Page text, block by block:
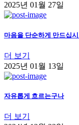
2025년 01월 27일
마음을 단순하게 만드십
더 보기
2025년 01월 13일
자유롭게 흐르는구나
더 보기